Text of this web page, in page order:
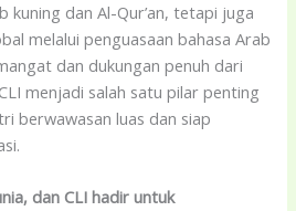
kuning dan Al-Qur’an, tetapi juga
melalui penguasaan bahasa Arab
dan dukungan penuh dari
menjadi salah satu pilar penting
berwawasan luas dan siap
dan CLI hadir untuk